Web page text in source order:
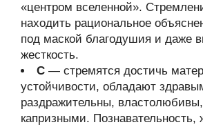
«центром вселенной».
находить рациональное
под маской благодушия и даже
жесткость.
С — стремятся достичь
устойчивости, обладают
раздражительны,
капризными. Познавательность,